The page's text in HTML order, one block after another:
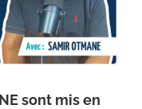
sont mis en